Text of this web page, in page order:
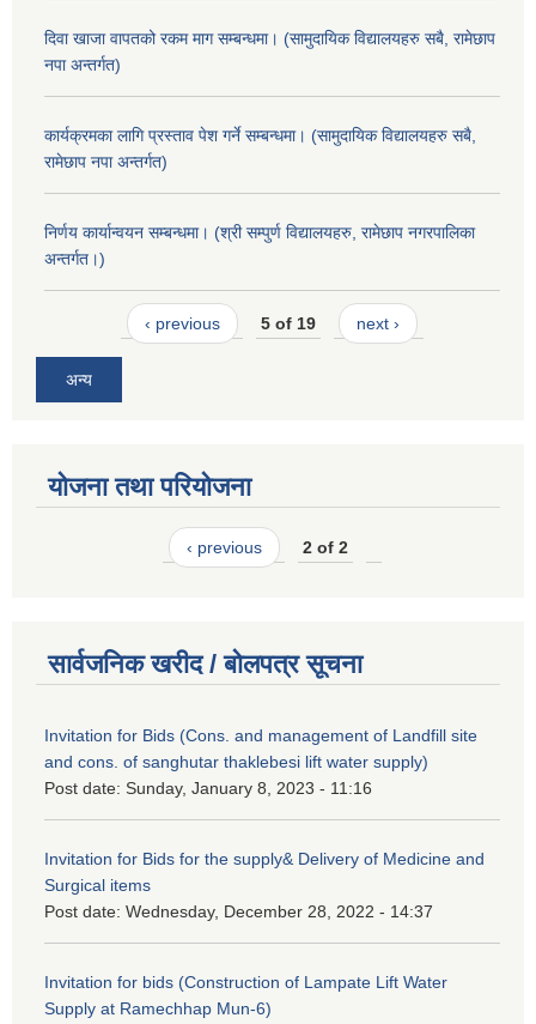
दिवा खाजा वापतको रकम माग सम्बन्धमा। (सामुदायिक विद्यालयहरु सबै, रामेछाप
नपा अन्तर्गत)
कार्यक्रमका लागि प्रस्ताव पेश गर्ने सम्बन्धमा। (सामुदायिक विद्यालयहरु सबै,
रामेछाप नपा अन्तर्गत)
निर्णय कार्यान्वयन सम्बन्धमा। (श्री सम्पुर्ण विद्यालयहरु, रामेछाप नगरपालिका
अन्तर्गत।)
‹ previous 5 of 19 next ›
अन्य
योजना तथा परियोजना
‹ previous 2 of 2
सार्वजनिक खरीद / बोलपत्र सूचना
Invitation for Bids (Cons. and management of Landfill site
and cons. of sanghutar thaklebesi lift water supply)
Post date: Sunday, January 8, 2023 - 11:16
Invitation for Bids for the supply& Delivery of Medicine and
Surgical items
Post date: Wednesday, December 28, 2022 - 14:37
Invitation for bids (Construction of Lampate Lift Water
Supply at Ramechhap Mun-6)